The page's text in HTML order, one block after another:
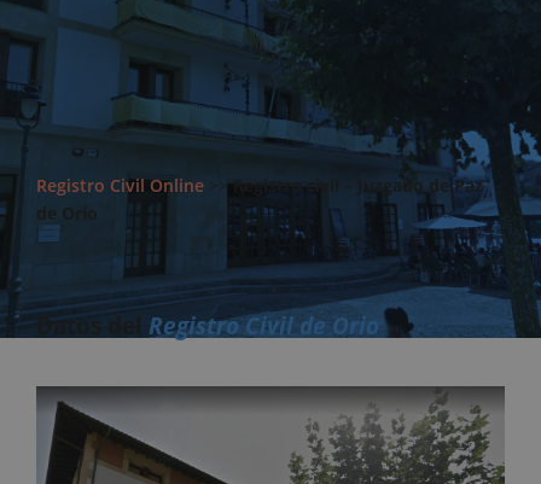
Registro Civil Online >>Registro civil – Juzgado de Paz
de Orio
Datos del Registro Civil de Orio